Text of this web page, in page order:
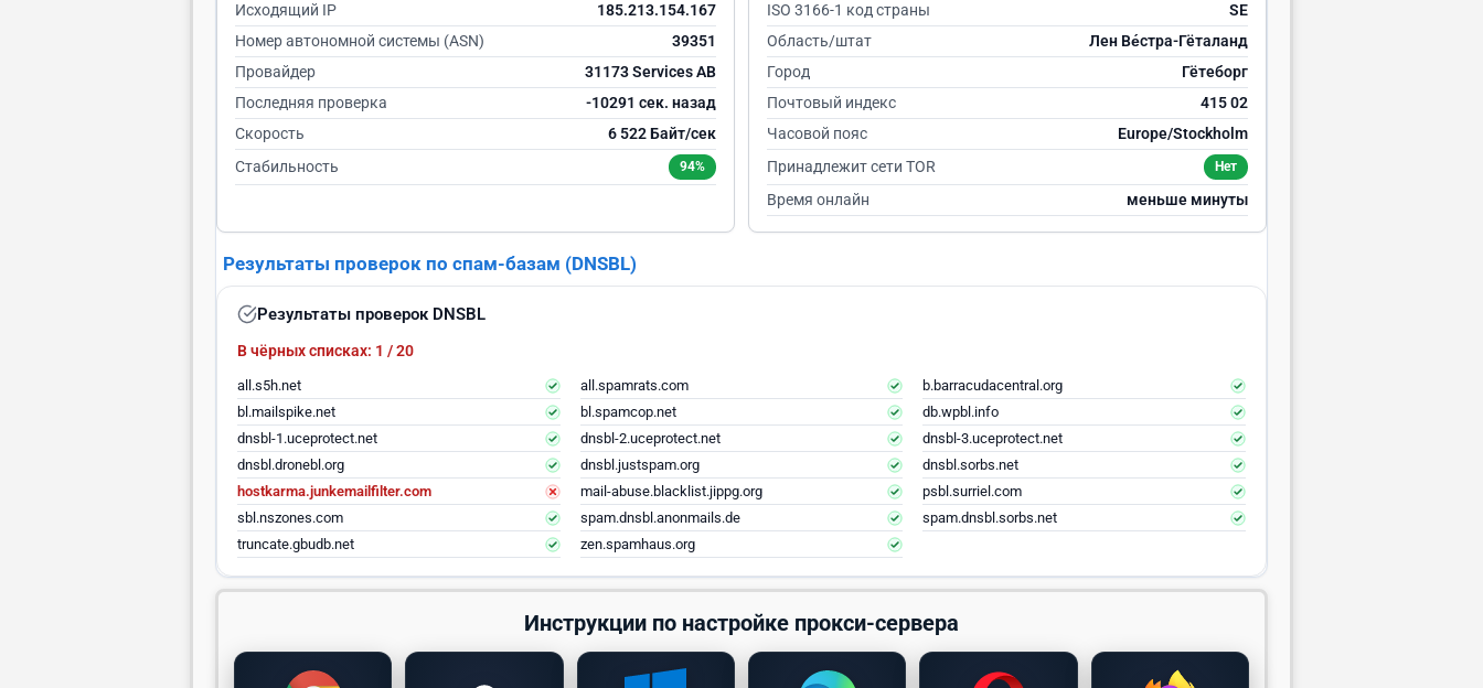
Исходящий IP
185.213.154.167
Номер автономной системы (ASN)
39351
Провайдер
31173 Services AB
Последняя проверка
-10290 сек. назад
Скорость
6 522 Байт/сек
Стабильность
94%
ISO 3166-1 код страны
SE
Область/штат
Лен Ве́стра-Гёталанд
Город
Гётеборг
Почтовый индекс
415 02
Часовой пояс
Europe/Stockholm
Принадлежит сети TOR
Нет
Время онлайн меньше минуты
Результаты проверок по спам-базам (DNSBL)
Результаты проверок DNSBL
В чёрных списках: 1 / 20
all.s5h.net all.spamrats.com
b.barracudacentral.org
bl.mailspike.net
bl.spamcop.net
db.wpbl.info
dnsbl-1.uceprotect.net
dnsbl-2.uceprotect.net
dnsbl-3.uceprotect.net
dnsbl.dronebl.org
dnsbl.justspam.org
dnsbl.sorbs.net
hostkarma.junkemailfilter.com
mail-abuse.blacklist.jippg.org
psbl.surriel.com
sbl.nszones.com
spam.dnsbl.anonmails.de
spam.dnsbl.sorbs.net
truncate.gbudb.net
zen.spamhaus.org
Инструкции по настройке прокси-сервера